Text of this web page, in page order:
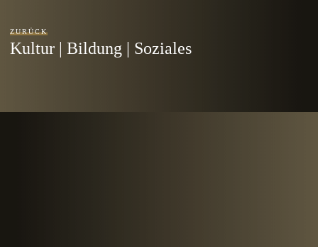
ZURÜCK
Kultur | Bildung | Soziales